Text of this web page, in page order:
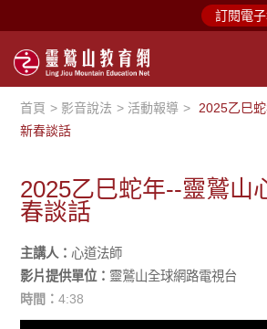
訂閱電
首頁 影音說法 活動報導
2025乙巳
新春談話
2025乙巳蛇年--靈鷲山
春談話
主講人： 心道法師
影片提供單位： 靈鷲山全球網路電視台
時間：4:38